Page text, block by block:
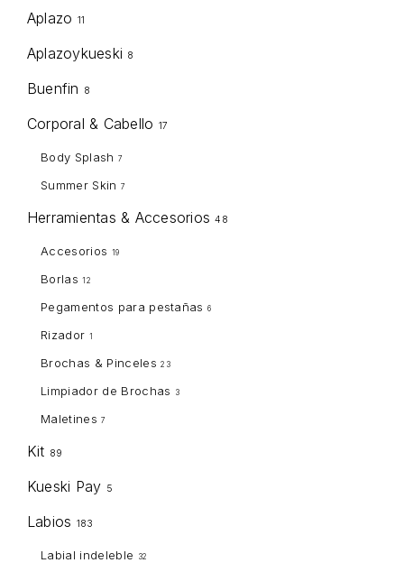
Aplazo 11
Aplazoykueski 8
Buenfin 8
Corporal & Cabello 17
Body Splash 7
Summer Skin 7
Herramientas & Accesorios 48
Accesorios 19
Borlas 12
Pegamentos para pestañas 6
Rizador 1
Brochas & Pinceles 23
Limpiador de Brochas 3
Maletines 7
Kit 89
Kueski Pay 5
Labios 183
Labial indeleble 32